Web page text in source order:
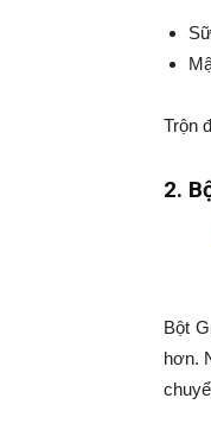
Trộn
2.
Bột
hơn.